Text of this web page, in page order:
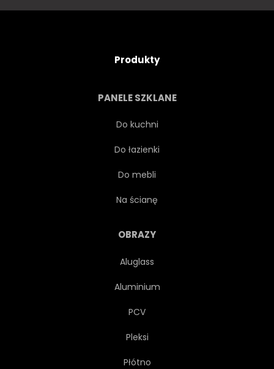
ROŚLINA AKWARELA
WINOROŚLI
ARKUSZ
PRZYDAWAĆ SIĘ
PRZEZROCZYSTY
Produkty
PANELE SZKLANE
Do kuchni
Do łazienki
Do mebli
Na ścianę
OBRAZY
Aluglass
Aluminium
PCV
Pleksi
Płótno